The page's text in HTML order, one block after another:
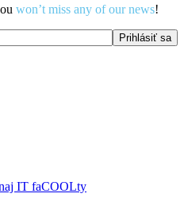
won’t miss any of our news!
IT faCOOLty